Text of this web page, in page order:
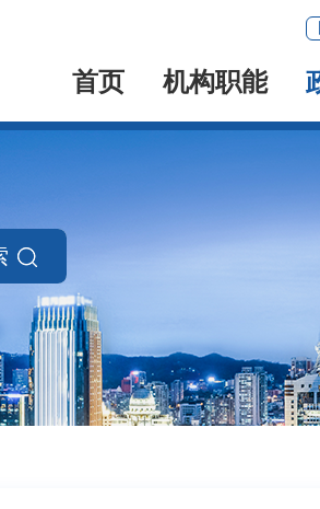
首页 机构职能